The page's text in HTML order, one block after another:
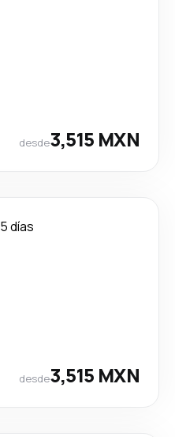
desde3,515 MXN
5 días
desde3,515 MXN